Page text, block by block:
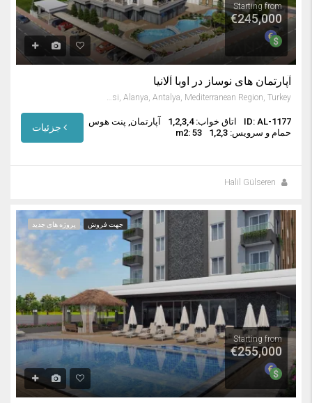
Starting from
€245,000
آپارتمان های نوساز در اوبا آلانیا
ID: AL-1177
اتاق خواب: 1,2,3,4
حمام و سرویس: 1,2,3
m2: 53
آپارتمان, پنت هوس
Halil Gülseren
جهت فروش پروژه های جدید
Starting from
€255,000